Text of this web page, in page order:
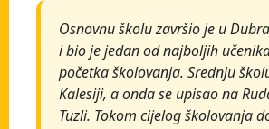
Osnovnu školu završio je u
i bio je jedan od najboljih
početka školovanja. Srednju
Kalesiji, a onda se upisao na
Tuzli. Tokom cijelog školovanja